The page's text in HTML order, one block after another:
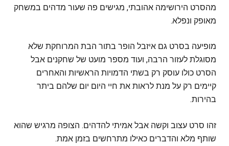
מהסרט הירושימה אהובתי, מגישים פה שעור מדהים במשחק
מאופק ונפלא.
מופיעה בסרט גם איזבל הופר בתור הבת המרוחקת שלא
מסוגלת לעזור הרבה, ועוד מספר מועט של שחקנים אבל
הסרט כולו עוסק רק בשתי הדמויות הראשיות והאחרים
קיימים רק על מנת לראות את חיי היום יום שלהם ביתר
בהירות.
זהו סרט עצוב וקשה אבל אמיתי להדהים. הצופה מרגיש שהוא
שותף מלא והדברים כאילו מתרחשים בזמן אמת.